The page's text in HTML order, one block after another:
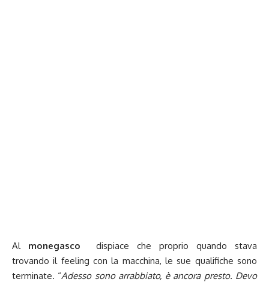
Al monegasco dispiace che proprio quando stava
trovando il feeling con la macchina, le sue qualifiche sono
terminate. “Adesso sono arrabbiato, è ancora presto. Devo